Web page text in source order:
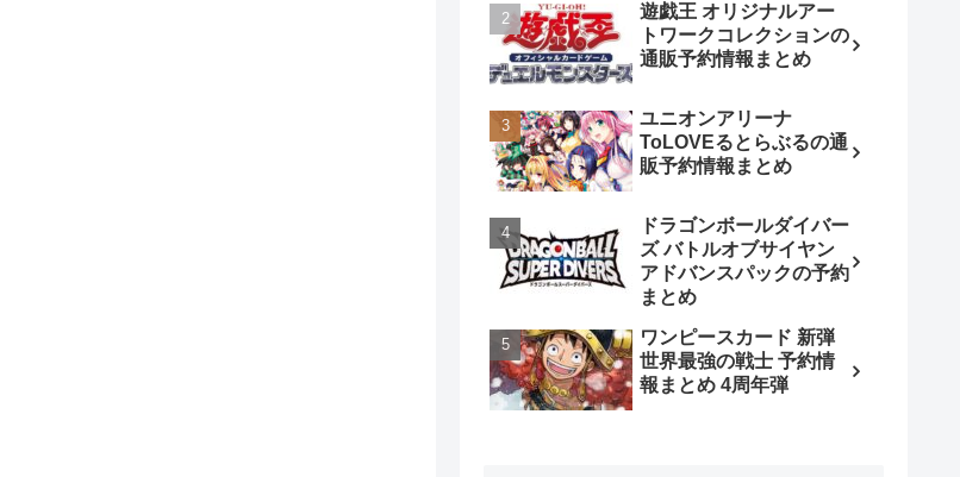
遊戯王 オリジナルアー
トワークコレクションの
通販予約情報まとめ
ユニオンアリーナ
ToLOVEるとらぶるの通
販予約情報まとめ
ドラゴンボールダイバー
ズ バトルオブサイヤン
アドバンスパックの予約
まとめ
ワンピースカード 新弾
世界最強の戦士 予約情
報まとめ 4周年弾